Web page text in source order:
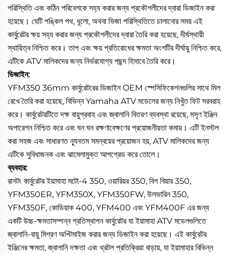
পরিস্থিতি এবং কঠিন পরিবেশকে সহ্য করার জন্য প্রকৌশলীদের দ্বারা ডিজাইন করা
হয়েছে। যেটি পঙ্কিল পথ, ধূলো, অথবা ভিজা পরিস্থিতিতে চালানোর সময় এই
কার্বুরেটর ক্ষয় সহ্য করার জন্য প্রকৌশলীদের দ্বারা তৈরি করা হয়েছে, দীর্ঘস্থায়ী
স্থায়িত্ব নিশ্চিত করে। তাপ এবং ক্ষয় প্রতিরোধের ক্ষমতা অংশটির দীর্ঘায়ু নিশ্চিত করে,
এটিকে ATV মালিকদের জন্য নির্ভরযোগ্য পছন্দ হিসাবে তৈরি করে।
ডিজাইন:
YFM350 36mm কার্বুরেটরের ডিজাইন OEM স্পেসিফিকেশনগুলির সাথে মিল
রেখে তৈরি করা হয়েছে, বিভিন্ন Yamaha ATV মডেলের জন্য নিখুঁত ফিট সরবরাহ
করে। কার্বুরেটরটিতে দক্ষ বায়ুপ্রবাহ এবং জ্বালানি বিতরণ ব্যবস্থা রয়েছে, মসৃণ ইঞ্জিন
অপারেশন নিশ্চিত করে এবং ঘন ঘন রক্ষণাবেক্ষণের প্রয়োজনীয়তা কমায়। এটি ইনস্টল
করা সহজ এবং সাধারণত ন্যূনতম সমন্বয়ের প্রয়োজন হয়, ATV মালিকদের জন্য
এটিকে সুবিধাজনক এবং ঝামেলামুক্ত আপগ্রেড করে তোলে।
ব্যবহার:
রানটং কার্বুরেটর ইয়ামাহা মটো-4 350, ওয়ারিয়র 350, বিগ বিয়ার 350,
YFM350ER, YFM350X, YFM350FW, উলভারিন 350,
YFM350F, কোডিয়াক 400, YFM400 এবং YFM400F এর জন্য
একটি উচ্চ-ক্ষমতাসম্পন্ন প্রতিস্থাপন কার্বুরেটর যা ইয়ামাহা ATV মডেলগুলিতে
জ্বালানি-বায়ু মিশ্রণ অপ্টিমাইজ করার জন্য ডিজাইন করা হয়েছে। এই কার্বুরেটর
ইঞ্জিনের ক্ষমতা, জ্বালানি দক্ষতা এবং থ্রটল প্রতিক্রিয়া বাড়ায়, যা ইয়ামাহার বিভিন্ন